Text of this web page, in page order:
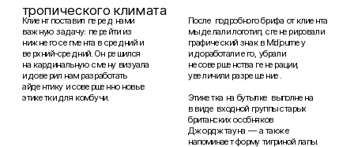
тропического климата
Клиент поставил перед нами
важную задачу: перейти из
нижнего сегмента в средний и
верхний-средний. Он решился
на кардинальную смену визуала
и доверил нам разработать
айдентику и совершенно новые
этикетки для комбучи.
После подробного брифа от клиента
мы делали логотип, сгенерировали
графический знак в Midjourney
и доработали его, убрали
несовершенства генерации,
увеличили разрешение.
Этикетка на бутылке выполнена
в виде входной группы старых
британских особняков
Джорджтауна — а также
напоминает форму тигриной лапы.